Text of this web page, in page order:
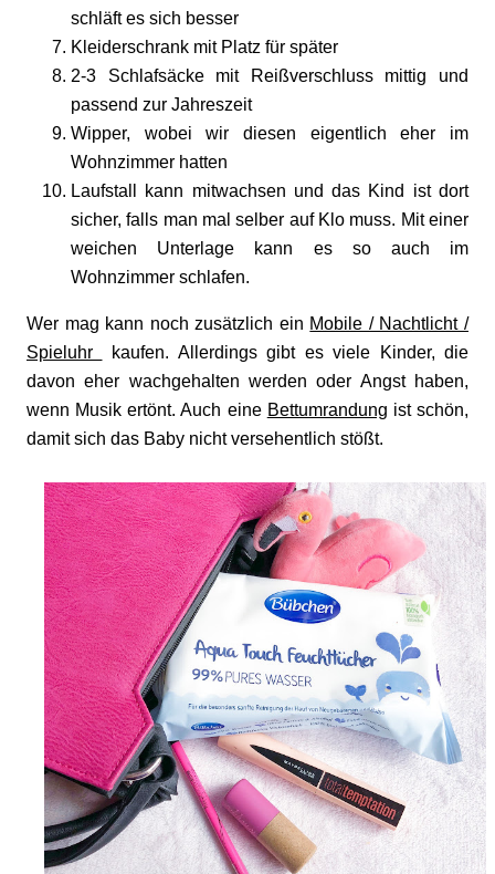
schläft es sich besser
Kleiderschrank mit Platz für später
2-3 Schlafsäcke mit Reißverschluss mittig und
passend zur Jahreszeit
Wipper, wobei wir diesen eigentlich eher im
Wohnzimmer hatten
Laufstall kann mitwachsen und das Kind ist dort
sicher, falls man mal selber auf Klo muss. Mit einer
weichen Unterlage kann es so auch im
Wohnzimmer schlafen.
Wer mag kann noch zusätzlich ein Mobile / Nachtlicht /
Spieluhr
kaufen. Allerdings gibt es viele Kinder, die
davon eher wachgehalten werden oder Angst haben,
wenn Musik ertönt. Auch eine Bettumrandung ist schön,
damit sich das Baby nicht versehentlich stößt.